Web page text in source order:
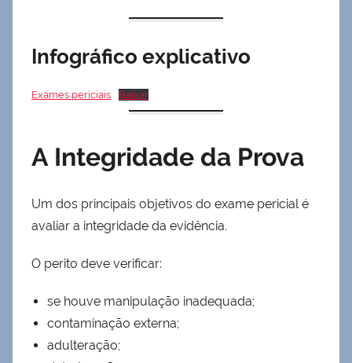
Infográfico explicativo
Exames periciais Baixar
A Integridade da Prova
Um dos principais objetivos do exame pericial é
avaliar a integridade da evidência.
O perito deve verificar:
se houve manipulação inadequada;
contaminação externa;
adulteração;